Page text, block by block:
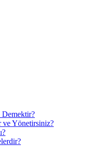
Demektir?
ve Yönetirsiniz?